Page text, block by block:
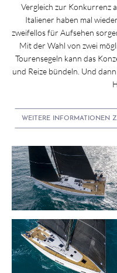
Vergleich zur Konkurrenz
Italiener haben mal
zweifellos für Aufsehen
Mit der Wahl von zwei
Tourensegeln kann das
und Reize bündeln. Und
WEITERE INFORMATIONEN